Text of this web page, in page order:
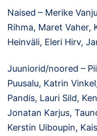
Tule klubisse!
Tulemused
Klubid
Suletud maastikud
Püsirajad
Naised – Merike
Rihma, Maret Vaher,
Heinväli, Eleri Hirv,
Juuniorid/noored –
Puusalu, Katrin
Pandis, Lauri Sild,
Jonatan Karjus,
Kerstin Uiboupin,